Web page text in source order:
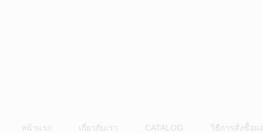
หน้าแรก เกี่ยวกับเรา CATALOG วิธีการสั่งซื้อแ